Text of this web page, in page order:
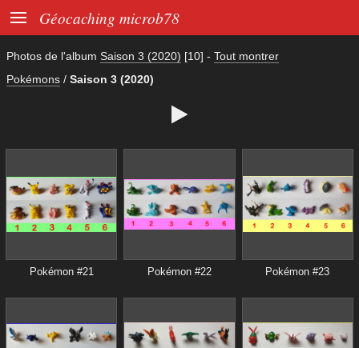
 Géocaching microb78
Photos de l'album Saison 3 (2020) [10] - Tout montrer
Pokémons / Saison 3 (2020)

Pokémon #21 Pokémon #22 Pokémon #23